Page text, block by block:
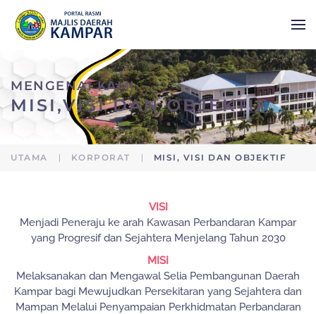
Skip to main content
MENGENAI KAMI
MISI,VISI DAN OBJEKTIF
UTAMA KORPORAT MISI, VISI DAN OBJEKTIF
VISI
Menjadi Peneraju ke arah Kawasan Perbandaran Kampar
yang Progresif dan Sejahtera Menjelang Tahun 2030
MISI
Melaksanakan dan Mengawal Selia Pembangunan Daerah
Kampar bagi Mewujudkan Persekitaran yang Sejahtera dan
Mampan Melalui Penyampaian Perkhidmatan Perbandaran